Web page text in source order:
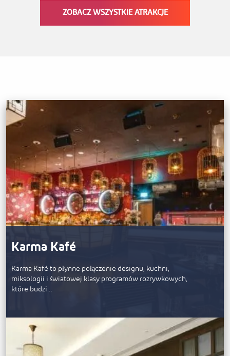
ZOBACZ WSZYSTKIE ATRAKCJE
Karma Kafé
Karma Kafé to płynne połączenie designu, kuchni,
miksologii i światowej klasy programów rozrywkowych,
które budzi…